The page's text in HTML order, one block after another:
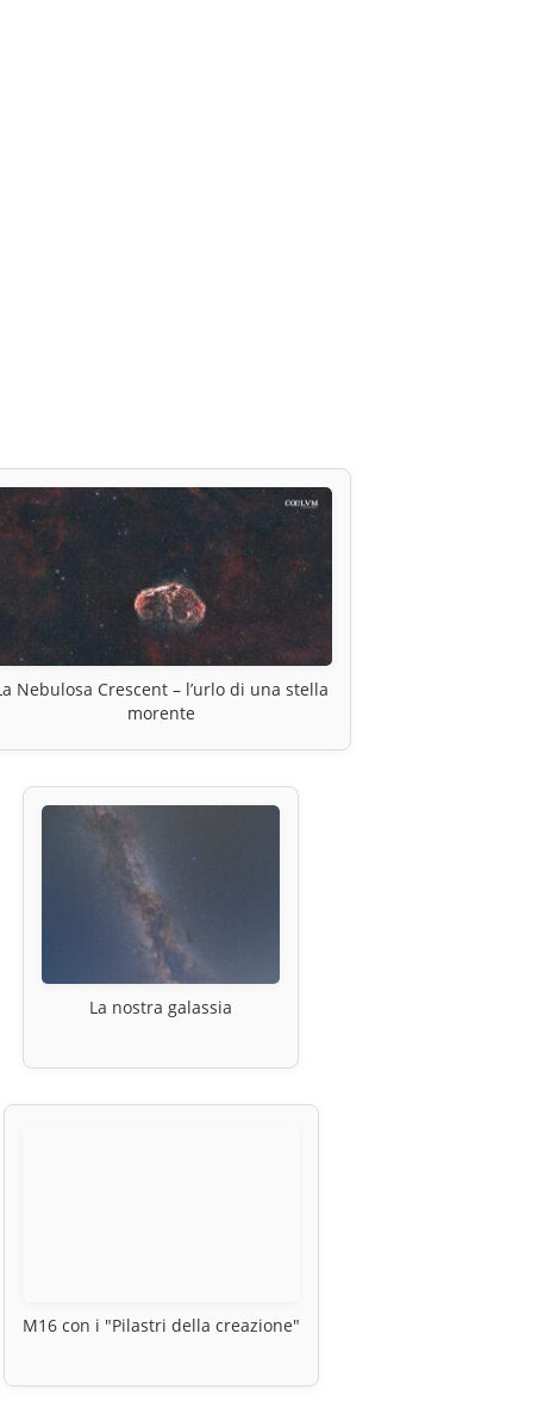
Nebulosa Crescent – l’urlo di una stella
morente
La nostra galassia
M16 con i "Pilastri della creazione"